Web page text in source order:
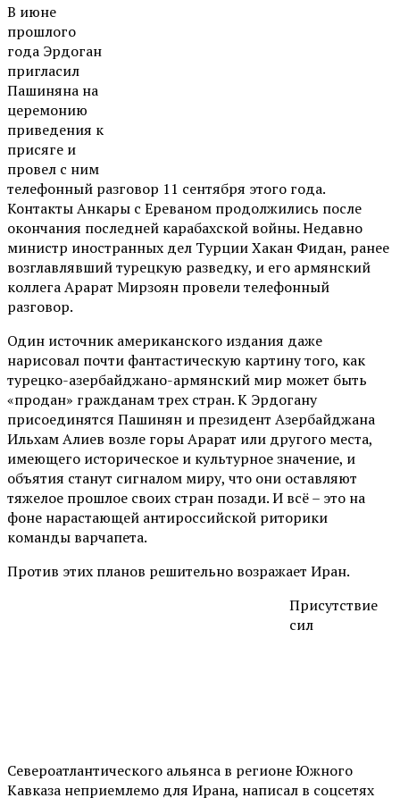
В июне
прошлого
года Эрдоган
пригласил
Пашиняна на
церемонию
приведения к
присяге и
провел с ним
телефонный разговор 11 сентября этого года.
Контакты Анкары с Ереваном продолжились после
окончания последней карабахской войны. Недавно
министр иностранных дел Турции Хакан Фидан, ранее
возглавлявший турецкую разведку, и его армянский
коллега Арарат Мирзоян провели телефонный
разговор.
Один источник американского издания даже
нарисовал почти фантастическую картину того, как
турецко-азербайджано-армянский мир может быть
«продан» гражданам трех стран. К Эрдогану
присоединятся Пашинян и президент Азербайджана
Ильхам Алиев возле горы Арарат или другого места,
имеющего историческое и культурное значение, и
объятия станут сигналом миру, что они оставляют
тяжелое прошлое своих стран позади. И всё – это на
фоне нарастающей антироссийской риторики
команды варчапета.
Против этих планов решительно возражает Иран.
Присутствие
сил
Североатлантического альянса в регионе Южного
Кавказа неприемлемо для Ирана, написал в соцсетях